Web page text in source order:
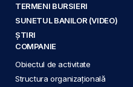
TERMENI BURSIERI
SUNETUL BANILOR (VIDEO)
ȘTIRI
COMPANIE
Obiectul de activitate
Structura organizațională